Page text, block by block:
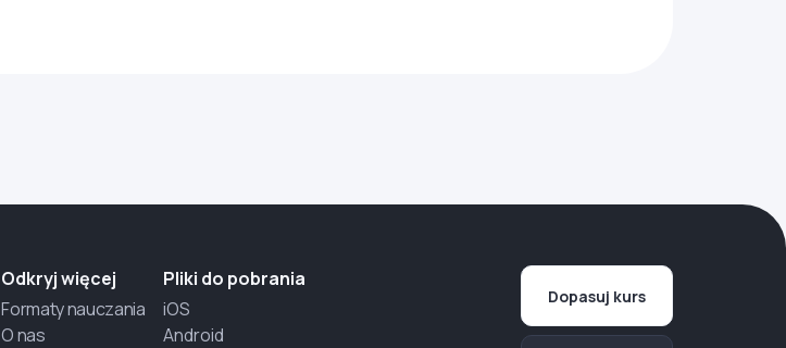
Odkryj więcej
Formaty nauczania
O nas
Pliki do pobrania
iOS
Android
Dopasuj kurs